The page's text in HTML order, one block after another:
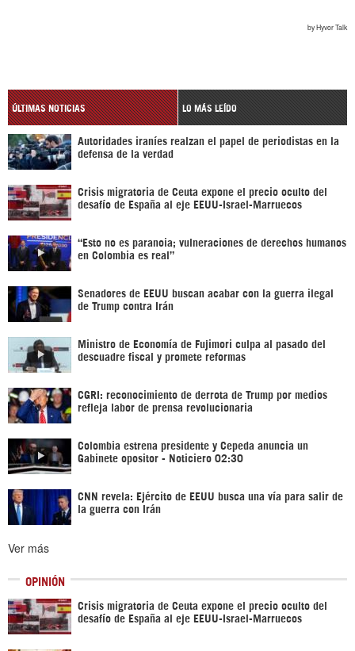
ÚLTIMAS NOTICIAS LO MÁS LEÍDO
Autoridades iraníes realzan el papel de periodistas en la
defensa de la verdad
Crisis migratoria de Ceuta expone el precio oculto del
desafío de España al eje EEUU-Israel-Marruecos
“Esto no es paranoia; vulneraciones de derechos humanos
en Colombia es real”
Senadores de EEUU buscan acabar con la guerra ilegal
de Trump contra Irán
Ministro de Economía de Fujimori culpa al pasado del
descuadre fiscal y promete reformas
CGRI: reconocimiento de derrota de Trump por medios
refleja labor de prensa revolucionaria
Colombia estrena presidente y Cepeda anuncia un
Gabinete opositor - Noticiero 02:30
CNN revela: Ejército de EEUU busca una vía para salir de
la guerra con Irán
Ver más
OPINIÓN
Crisis migratoria de Ceuta expone el precio oculto del
desafío de España al eje EEUU-Israel-Marruecos